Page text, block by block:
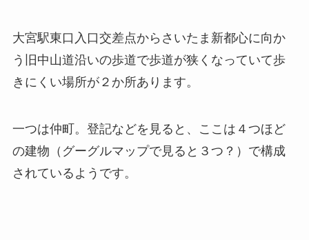
大宮駅東口入口交差点からさいたま新都心に向か
う旧中山道沿いの歩道で歩道が狭くなっていて歩
きにくい場所が２か所あります。
一つは仲町。登記などを見ると、ここは４つほど
の建物（グーグルマップで見ると３つ？）で構成
されているようです。